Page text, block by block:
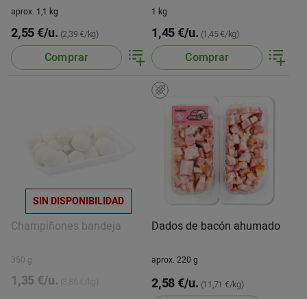
aprox. 1,1 kg
2,55 €/u. (2,39 €/kg)
Comprar
1 kg
1,45 €/u. (1,45 €/kg)
Comprar
Champiñones bandeja
350 g
1,35 €/u.
SIN DISPONIBILIDAD
Dados de bacón ahumado
aprox. 220 g
2,58 €/u. (11,71 €/kg)